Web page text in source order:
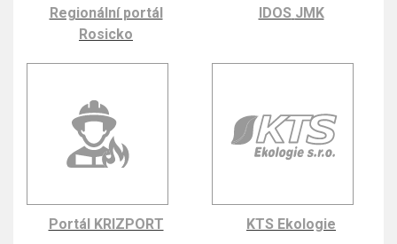
Regionální portál
Rosicko
IDOS JMK
Portál KRIZPORT KTS Ekologie